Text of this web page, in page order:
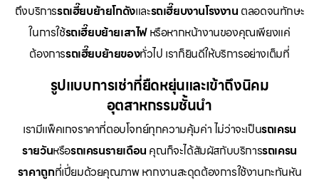
ถึงบริการรถเฮี๊ยบย้ายโกดังและรถเฮี๊ยบงานโรงงาน ตลอดจนทักษะ
ในการใช้รถเฮี๊ยบย้ายเสาไฟหรือหากหน้างานของคุณเพียงแค่
ต้องการรถเฮี๊ยบย้ายของทั่วไป เราก็ยินดีให้บริการอย่างเต็มที่
รูปแบบการเช่าที่ยืดหยุ่นและเข้าถึงนิคม
อุตสาหกรรมชั้นนำ
เรามีแพ็คเกจราคาที่ตอบโจทย์ทุกความคุ้มค่า ไม่ว่าจะเป็นรถเครน
รายวันหรือรถเครนรายเดือน คุณก็จะได้สัมผัสกับบริการรถเครน
ราคาถูกที่เปี่ยมด้วยคุณภาพ หากงานสะดุดต้องการใช้งานกะทันหัน